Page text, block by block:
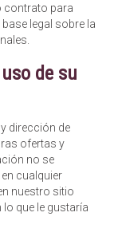
contrato para
legal sobre la
de su
dirección de
ofertas y
no se
cualquier
nuestro sitio
que le gustaría